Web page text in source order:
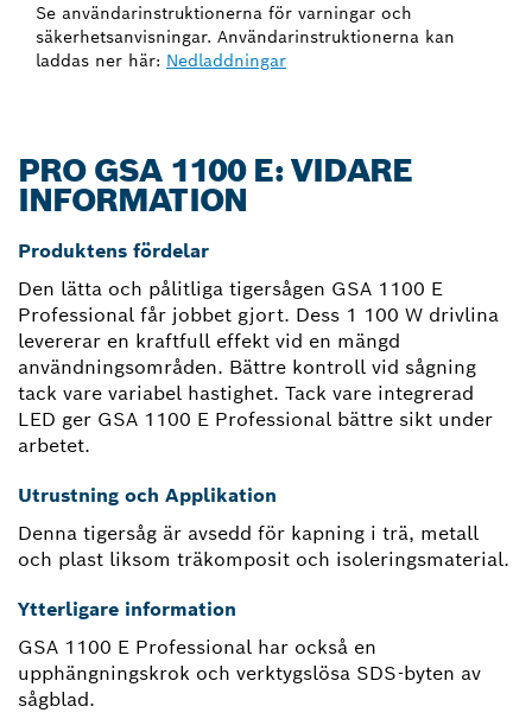
Se användarinstruktionerna för varningar och
säkerhetsanvisningar. Användarinstruktionerna kan
laddas ner här: Nedladdningar
PRO GSA 1100 E: VIDARE
INFORMATION
Produktens fördelar
Den lätta och pålitliga tigersågen GSA 1100 E
Professional får jobbet gjort. Dess 1 100 W drivlina
levererar en kraftfull effekt vid en mängd
användningsområden. Bättre kontroll vid sågning
tack vare variabel hastighet. Tack vare integrerad
LED ger GSA 1100 E Professional bättre sikt under
arbetet.
Utrustning och Applikation
Denna tigersåg är avsedd för kapning i trä, metall
och plast liksom träkomposit och isoleringsmaterial.
Ytterligare information
GSA 1100 E Professional har också en
upphängningskrok och verktygslösa SDS-byten av
sågblad.